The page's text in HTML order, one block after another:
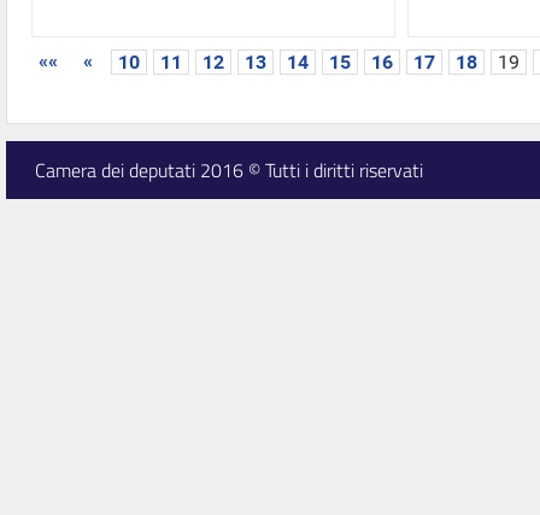
«« « 10 11 12 13 14 15 16 17 18 19
Camera dei deputati 2016 © Tutti i diritti riservati